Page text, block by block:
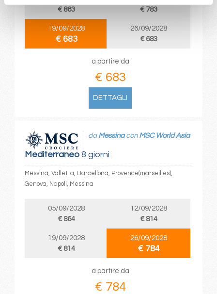
€ 863
€ 783
19/09/2028
€ 683
26/09/2028
€ 683
a partire da
€ 683
DETTAGLI
Mediterraneo8 giorni
da Messinacon MSC World Asia
Messina, Valletta, Barcellona, Provence(marseilles),
Genova, Napoli, Messina
05/09/2028
€ 864
12/09/2028
€ 814
19/09/2028
€ 814
26/09/2028
€ 784
a partire da
€ 784